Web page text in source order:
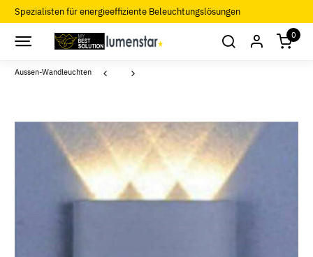
Spezialisten für energieeffiziente Beleuchtungslösungen
0
Aussen-Wandleuchten